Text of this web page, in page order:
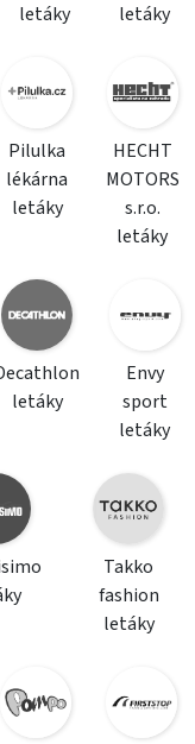
letáky
letáky
Pilulka
lékárna
letáky
HECHT
MOTORS
s.r.o.
letáky
letáky
Envy
sport
letáky
Takko
fashion
letáky